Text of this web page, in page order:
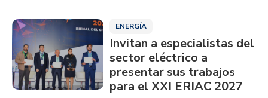
ENERGÍA
Invitan a especialistas del
sector eléctrico a
presentar sus trabajos
para el XXI ERIAC 2027